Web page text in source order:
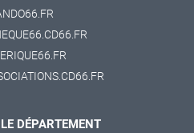
DÉPARTEMENT